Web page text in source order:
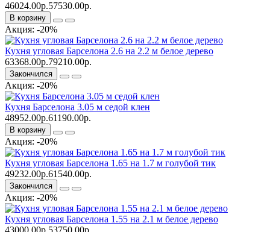
46024.00р.57530.00р.
В корзину
Акция: -20%
Кухня угловая Барселона 2.6 на 2.2 м белое дерево
63368.00р.79210.00р.
Закончился
Акция: -20%
Кухня Барселона 3.05 м седой клен
48952.00р.61190.00р.
В корзину
Акция: -20%
Кухня угловая Барселона 1.65 на 1.7 м голубой тик
49232.00р.61540.00р.
Закончился
Акция: -20%
Кухня угловая Барселона 1.55 на 2.1 м белое дерево